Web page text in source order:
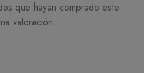
que hayan comprado este
valoración.